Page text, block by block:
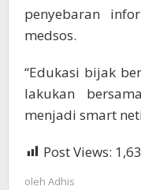
penyebaran
medsos.
“Edukasi bijak
lakukan
menjadi smart
Post Views:
oleh Adhis